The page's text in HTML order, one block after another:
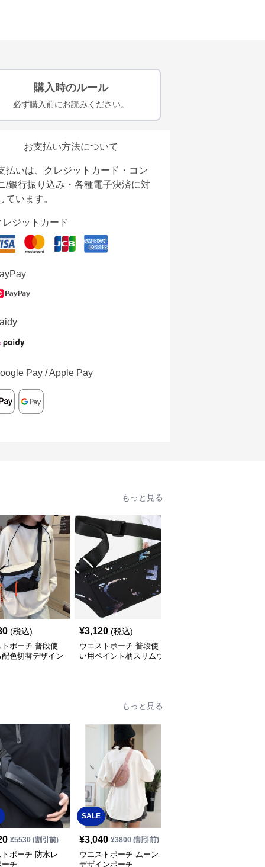
購入時のルール
必ず購入前にお読みください。
お支払い方法について
払いは、クレジットカード・コン
/銀行振り込み・各種電子決済に対
ています。
レジットカード
Pay / Apple Pay
もっと見る
(税込)
ポーチ 普段使
色切替デザイン
¥3,120 (税込)
ウエストポーチ 普段使
い用ペイント柄スリムウ
もっと見る
¥5530(割引前)
ポーチ 防水レ
チ
SALE
¥3,040 ¥3800(割引前)
ウエストポーチ ムーン
デザインポーチ